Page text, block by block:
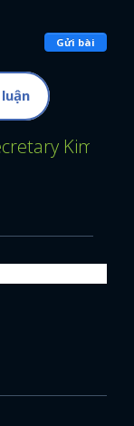
Gửi bài
Kim?